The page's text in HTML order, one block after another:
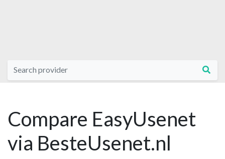
Compare EasyUsenet
via BesteUsenet.nl